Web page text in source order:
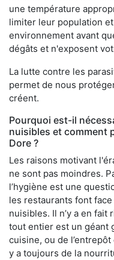
une température
limiter leur population
environnement avant
dégâts et n'exposent
La lutte contre les
permet de nous
créent.
Pourquoi est-il
nuisibles et comment
Dore ?
Les raisons motivant
ne sont pas moindres.
l’hygiène est une
les restaurants font
nuisibles. Il n’y a en fait
tout entier est un géant
cuisine, ou de
y a toujours de la